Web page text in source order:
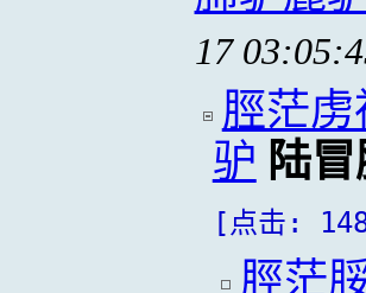
17
脛茫
驴 陆
[点击:
脛茫